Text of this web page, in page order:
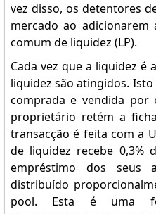
vez disso, os detentores
mercado ao
comum de liquidez (LP).
Cada vez que a liquidez é
liquidez são atingidos.
comprada e vendida
proprietário retém a
transacção é feita com a
de liquidez recebe 0,3%
empréstimo dos seus
distribuído
pool. Esta é uma